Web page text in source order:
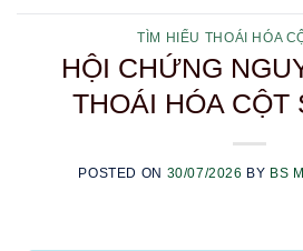
TÌM HIỂU THOÁI HÓA
HỘI CHỨNG
THOÁI HÓA CỘT
POSTED ON 30/07/2026 BY BS